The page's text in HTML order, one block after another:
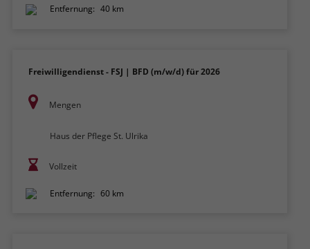
Entfernung: 40 km
Freiwilligendienst - FSJ | BFD (m/w/d) für 2026
Mengen
Haus der Pflege St. Ulrika
Vollzeit
Entfernung: 60 km